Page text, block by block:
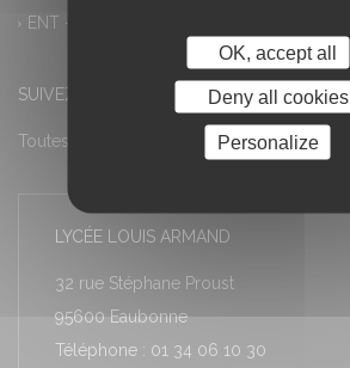
ENT – Accès à PRONOTE
SUIVEZ-NOUS
Toutes les actualités
LYCÉE LOUIS ARMAND
32 rue Stéphane Proust
95600 Eaubonne
Téléphone : 01 34 06 10 30
OK, accept all
Deny all cookies
Personalize